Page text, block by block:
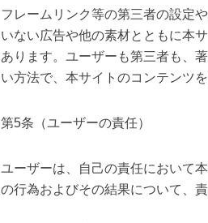
フレームリンク等の第三者の設定
いない広告や他の素材とともに本
あります。ユーザーも第三者も、
い方法で、本サイトのコンテンツ
第5条（ユーザーの責任）
ユーザーは、自己の責任において
の行為およびその結果について、